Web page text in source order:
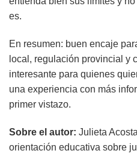
es.
En resumen: buen encaje
local, regulación provincial y
interesante para quienes
una experiencia con más
primer vistazo.
Sobre el autor: Julieta
orientación educativa sobre